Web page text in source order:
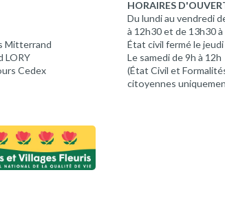
Mitterrand
LORY
Cedex
HORAIRES
Du lundi au vendredi
à 12h30 et de 13h30 à
État civil fermé le
Le samedi de 9h à 12h
(État Civil et
citoyennes